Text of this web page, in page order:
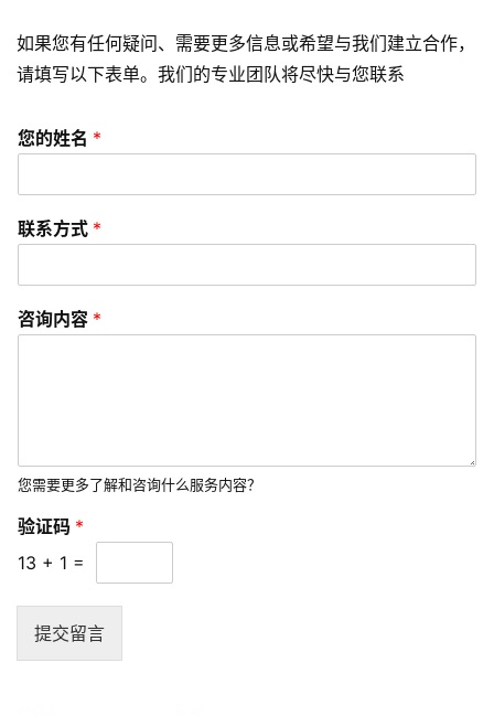
短
频
讯
享
联
如果您有任何疑问、需要更多信息或希望与我们建立合作，
请填写以下表单。我们的专业团队将尽快与您联系
您的姓名 *
联系方式 *
咨询内容 *
您需要更多了解和咨询什么服务内容？
验证码 *
13 + 1 =
提交留言